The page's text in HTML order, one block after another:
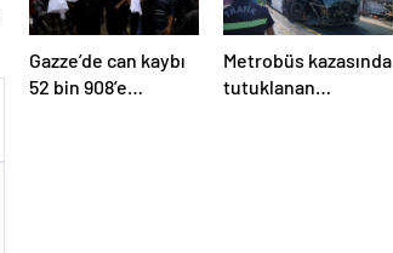
Gazze’de can kaybı
52 bin 908’e
Metrobüs kazasında
tutuklanan